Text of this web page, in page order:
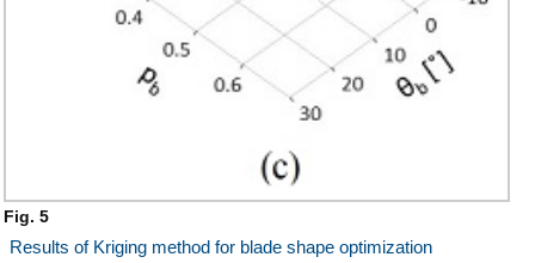
Fig. 5
Results of Kriging method for blade shape optimization